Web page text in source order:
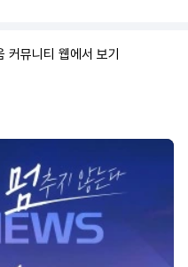
커뮤니티 웹에서 보기